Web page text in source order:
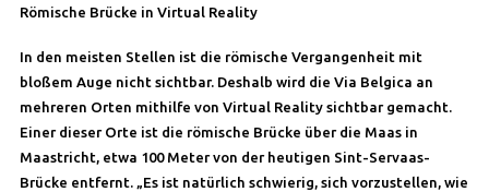
Römische Brücke in Virtual Reality
In den meisten Stellen ist die römische Vergangenheit mit
bloßem Auge nicht sichtbar. Deshalb wird die Via Belgica an
mehreren Orten mithilfe von Virtual Reality sichtbar gemacht.
Einer dieser Orte ist die römische Brücke über die Maas in
Maastricht, etwa 100 Meter von der heutigen Sint-Servaas-
Brücke entfernt. „Es ist natürlich schwierig, sich vorzustellen, wie